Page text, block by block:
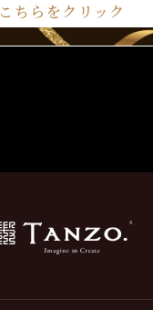
こちらをクリック